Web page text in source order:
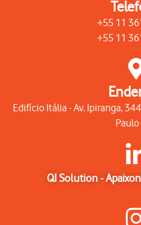
+55 11
+55 11
Edifício Itália - Av. Ipiranga,
Paulo
QI Solution -